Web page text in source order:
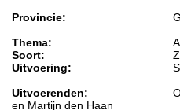
Provincie:
Thema:
Soort:
Uitvoering:
Uitvoerenden:
en Martijn den Haan